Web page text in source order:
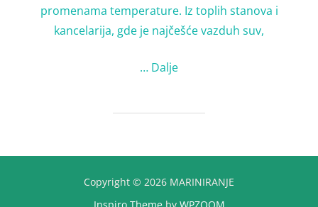
promenama temperature. Iz toplih stanova i
kancelarija, gde je najčešće vazduh suv,
… Dalje
Copyright © 2026 MARINIRANJE